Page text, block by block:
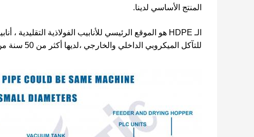
المنتج الأساسي لدينا.
للتآكل الميكروبي الداخلي والخارجي ،لديها أكثر من 50 سنة من العمر الخدميويمكن إعادة تدويرها بسهولة